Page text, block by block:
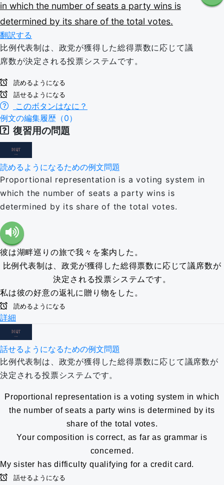
in which the number of seats a party wins is
determined by its share of the total votes.
翻訳する
比例代表制は、政党が獲得した総得票数に応じて議
席数が決定される投票システムです。
読めるようになる
話せるようになる
このボタンはなに？
例文の編集履歴（0）
復習用の問題
読めるようになるための例文問題
Proportional representation is a voting system in
which the number of seats a party wins is
determined by its share of the total votes.
彼は湖畔巡りの旅で我々を案内した。
比例代表制は、政党が獲得した総得票数に応じて議席数が
決定される投票システムです。
私は彼の好意の返礼に贈り物をした。
読めるようになる
詳細
話せるようになるための例文問題
比例代表制は、政党が獲得した総得票数に応じて議席数が
決定される投票システムです。
Proportional representation is a voting system in which
the number of seats a party wins is determined by its
share of the total votes.
Your composition is correct, as far as grammar is
concerned.
My sister has difficulty qualifying for a credit card.
話せるようになる